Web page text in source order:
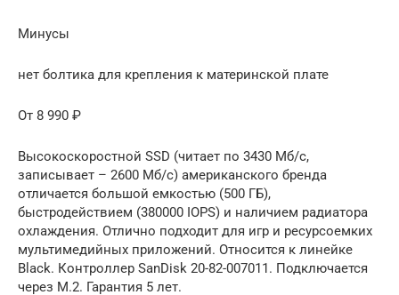
Минусы
нет болтика для крепления к материнской плате
От 8 990 ₽
Высокоскоростной SSD (читает по 3430 Мб/с,
записывает – 2600 Мб/с) американского бренда
отличается большой емкостью (500 ГБ),
быстродействием (380000 IOPS) и наличием радиатора
охлаждения. Отлично подходит для игр и ресурсоемких
мультимедийных приложений. Относится к линейке
Black. Контроллер SanDisk 20-82-007011. Подключается
через М.2. Гарантия 5 лет.